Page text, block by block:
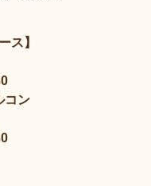
ス】
コン